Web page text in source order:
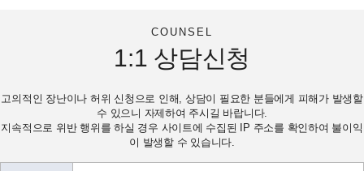
COUNSEL
1:1 상담신청
고의적인 장난이나 허위 신청으로 인해, 상담이 필요한 분들에게 피해가 발생할
수 있으니 자제하여 주시길 바랍니다.
지속적으로 위반 행위를 하실 경우 사이트에 수집된 IP 주소를 확인하여 불이익
이 발생할 수 있습니다.